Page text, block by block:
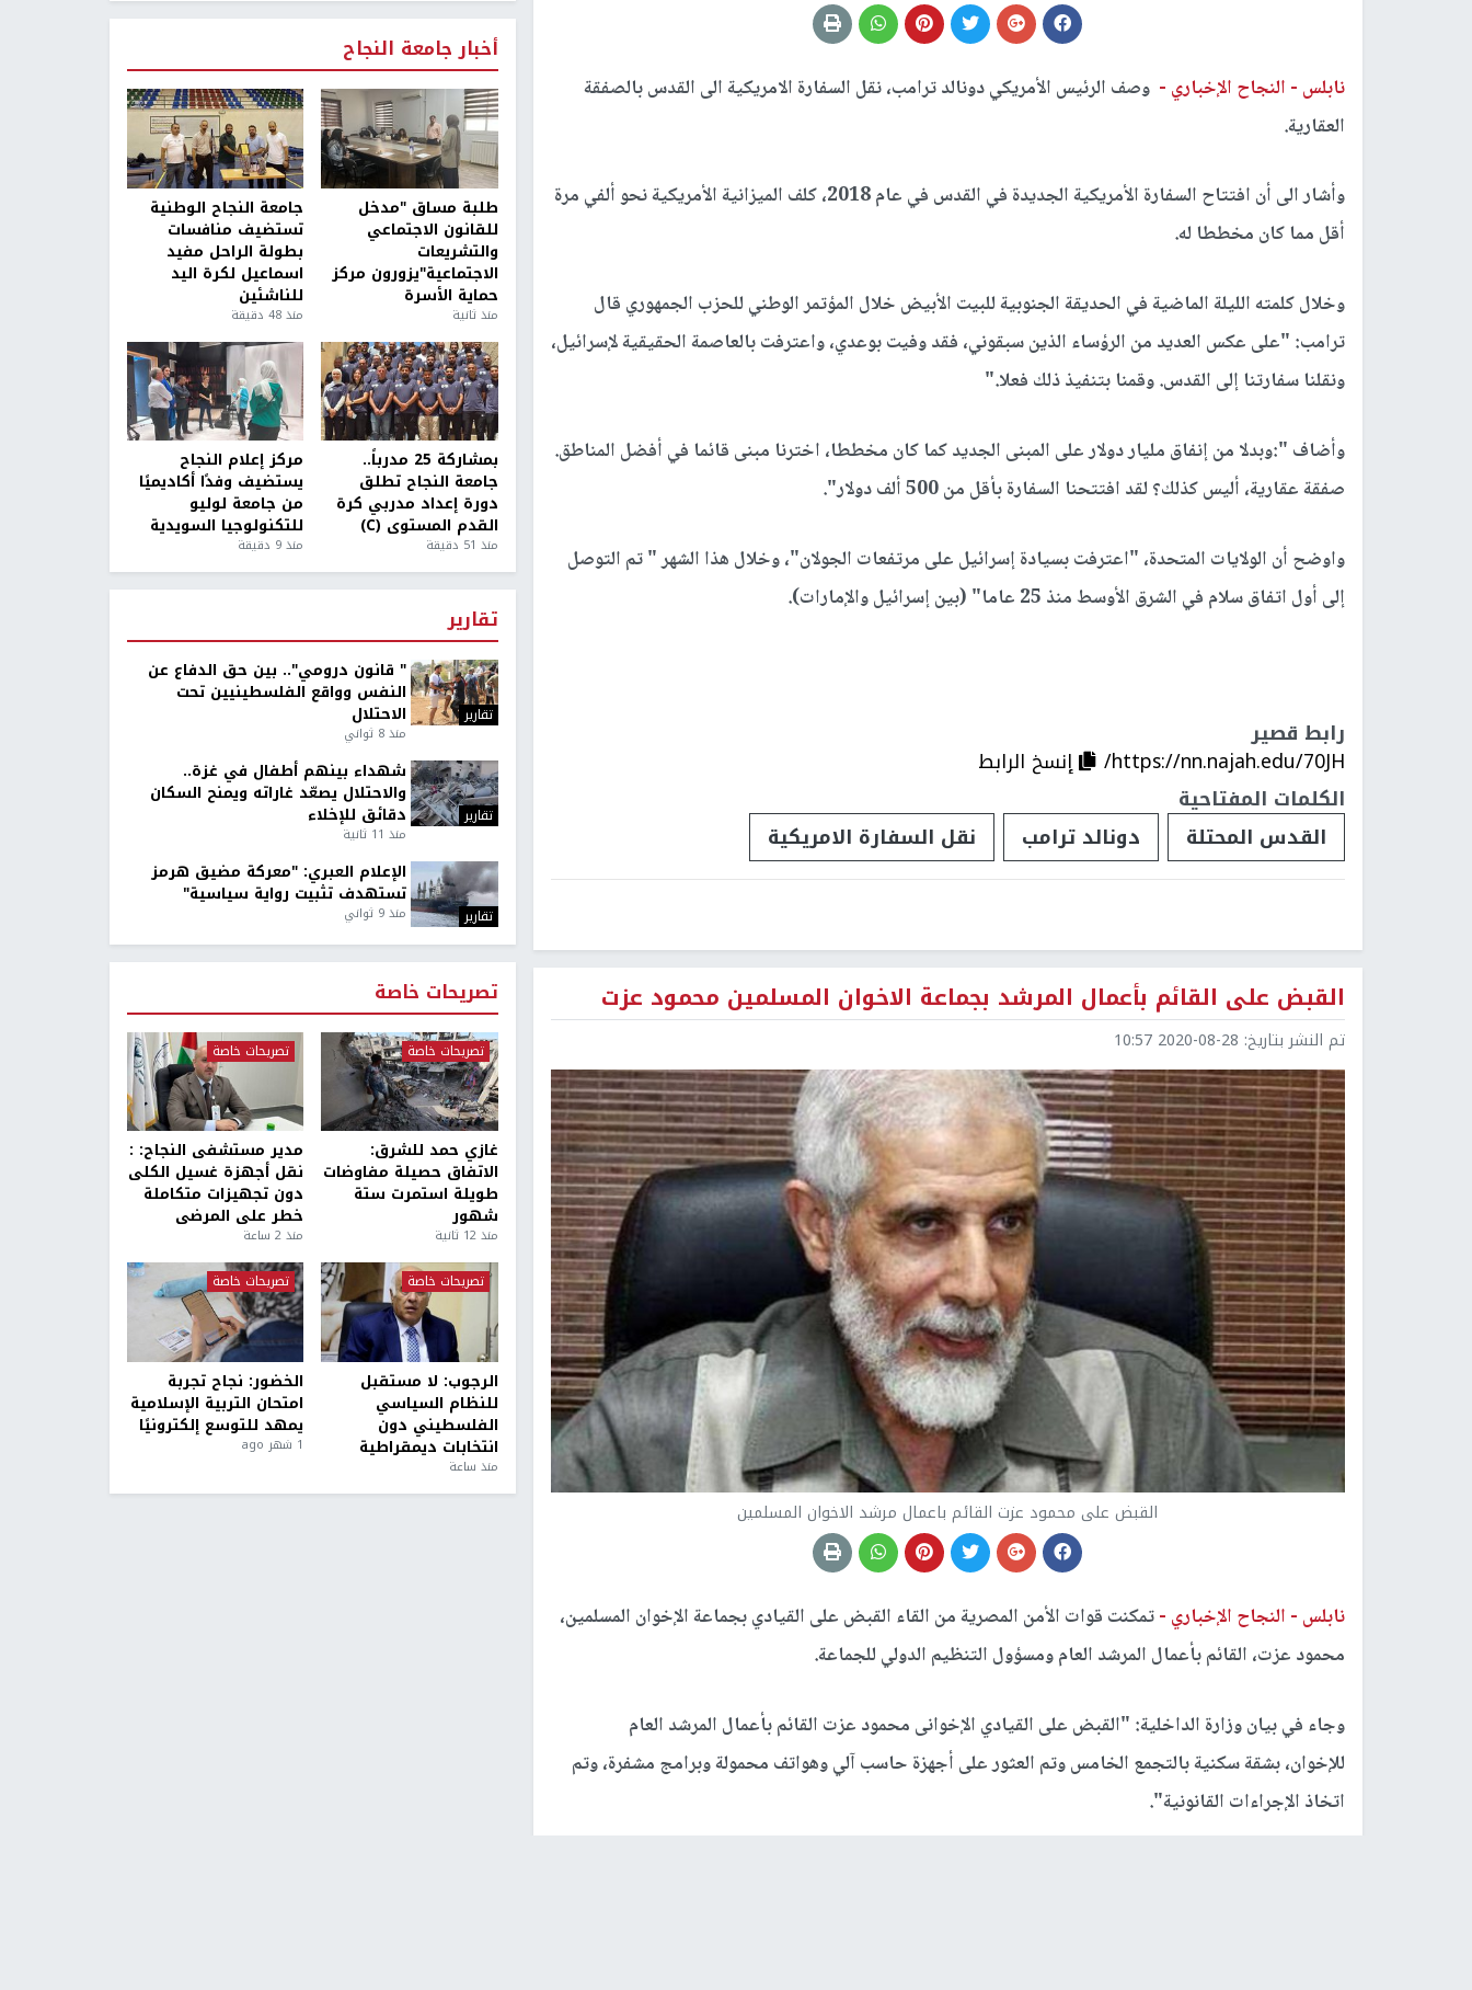
نابلس - النجاح الإخباري - وصف الرئيس الأمريكي دونالد ترامب، نقل السفارة الامريكية الى القدس بالصفقة
العقارية.
وأشار الى أن افتتاح السفارة الأمريكية الجديدة في القدس في عام 2018، كلف الميزانية الأمريكية نحو ألفي مرة
أقل مما كان مخططا له.
وخلال كلمته الليلة الماضية في الحديقة الجنوبية للبيت الأبيض خلال المؤتمر الوطني للحزب الجمهوري قال
ترامب: "على عكس العديد من الرؤساء الذين سبقوني، فقد وفيت بوعدي، واعترفت بالعاصمة الحقيقية لإسرائيل،
ونقلنا سفارتنا إلى القدس. وقمنا بتنفيذ ذلك فعلا."
وأضاف ":وبدلا من إنفاق مليار دولار على المبنى الجديد كما كان مخططا، اخترنا مبنى قائما في أفضل المناطق.
صفقة عقارية، أليس كذلك؟ لقد افتتحنا السفارة بأقل من 500 ألف دولار".
واوضح أن الولايات المتحدة، "اعترفت بسيادة إسرائيل على مرتفعات الجولان"، وخلال هذا الشهر " تم التوصل
إلى أول اتفاق سلام في الشرق الأوسط منذ 25 عاما" (بين إسرائيل والإمارات).
رابط قصير
https://nn.najah.edu/70JH/
إنسخ الرابط
الكلمات المفتاحية
القدس المحتلة
دونالد ترامب نقل السفارة الامريكية
القبض على القائم بأعمال المرشد بجماعة الاخوان المسلمين محمود عزت
تم النشر بتاريخ: 2020-08-28 10:57
القبض على محمود عزت القائم باعمال مرشد الاخوان المسلمين
نابلس - النجاح الإخباري -تمكنت قوات الأمن المصرية من القاء القبض على القيادي بجماعة الإخوان المسلمين،
محمود عزت، القائم بأعمال المرشد العام ومسؤول التنظيم الدولي للجماعة.
وجاء في بيان وزارة الداخلية: "القبض على القيادي الإخوانى محمود عزت القائم بأعمال المرشد العام
للإخوان، بشقة سكنية بالتجمع الخامس وتم العثور على أجهزة حاسب آلي وهواتف محمولة وبرامج مشفرة، وتم
اتخاذ الإجراءات القانونية".
أخبار جامعة النجاح
طلبة مساق "مدخل
للقانون الاجتماعي
والتشريعات
الاجتماعية"يزورون مركز
حماية الأسرة
منذ ثانية
جامعة النجاح الوطنية
تستضيف منافسات
بطولة الراحل مفيد
اسماعيل لكرة اليد
للناشئين
منذ 48 دقيقة
بمشاركة 25 مدرباً..
جامعة النجاح تطلق
دورة إعداد مدربي كرة
القدم المستوى (C)
منذ 51 دقيقة
مركز إعلام النجاح
يستضيف وفدًا أكاديميًا
من جامعة لوليو
للتكنولوجيا السويدية
منذ 9 دقيقة
تقارير
تقارير
" قانون درومي".. بين حق الدفاع عن
النفس وواقع الفلسطينيين تحت
الاحتلال
منذ 8 ثواني
تقارير
شهداء بينهم أطفال في غزة..
والاحتلال يصعّد غاراته ويمنح السكان
دقائق للإخلاء
منذ 11 ثانية
تقارير
الإعلام العبري: "معركة مضيق هرمز
تستهدف تثبيت رواية سياسية"
منذ 9 ثواني
تصريحات خاصة
تصريحات خاصة
غازي حمد للشرق:
الاتفاق حصيلة مفاوضات
طويلة استمرت ستة
شهور
منذ 12 ثانية
تصريحات خاصة
مدير مستشفى النجاح: :
نقل أجهزة غسيل الكلى
دون تجهيزات متكاملة
خطر على المرضى
منذ 2 ساعة
تصريحات خاصة
الرجوب: لا مستقبل
للنظام السياسي
الفلسطيني دون
انتخابات ديمقراطية
منذ ساعة
تصريحات خاصة
الخضور: نجاح تجربة
امتحان التربية الإسلامية
يمهد للتوسع إلكترونيًا
1 شهر ago